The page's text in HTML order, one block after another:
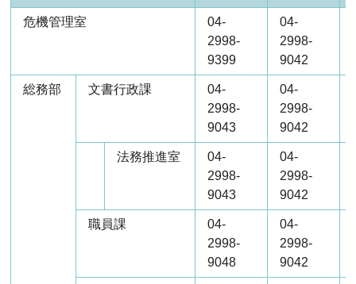
危機管理室
04-
2998-
9399
04-
2998-
9042
総務部 文書行政課
04-
2998-
9043
04-
2998-
9042
法務推進室
04-
2998-
9043
04-
2998-
9042
職員課
04-
2998-
9048
04-
2998-
9042